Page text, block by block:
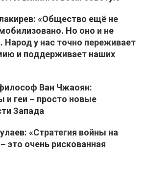
«Общество ещё не
Но оно и не
Народ у нас точно переживает
и поддерживает наших
Ван Чжаоян:
и геи – просто новые
Запада
«Стратегия войны на
это очень рискованная